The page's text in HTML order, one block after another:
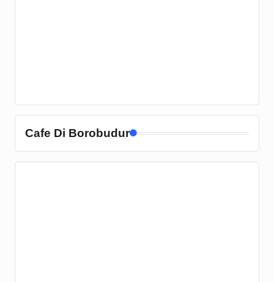
Cafe Di Borobudur